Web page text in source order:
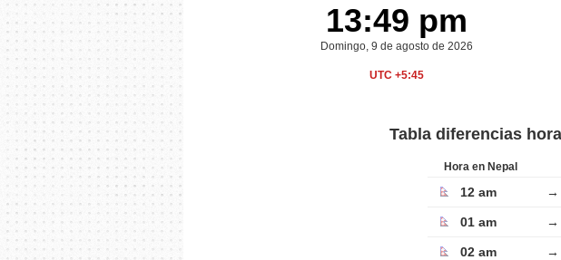
13:49 pm
Domingo, 9 de agosto de 2026
UTC +5:45
Tabla diferencias
Hora en Nepal
12 am →
01 am →
02 am →